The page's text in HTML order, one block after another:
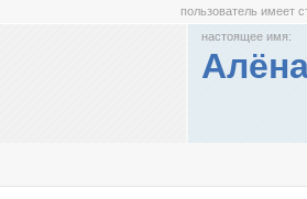
пользователь имеет
настоящее имя: